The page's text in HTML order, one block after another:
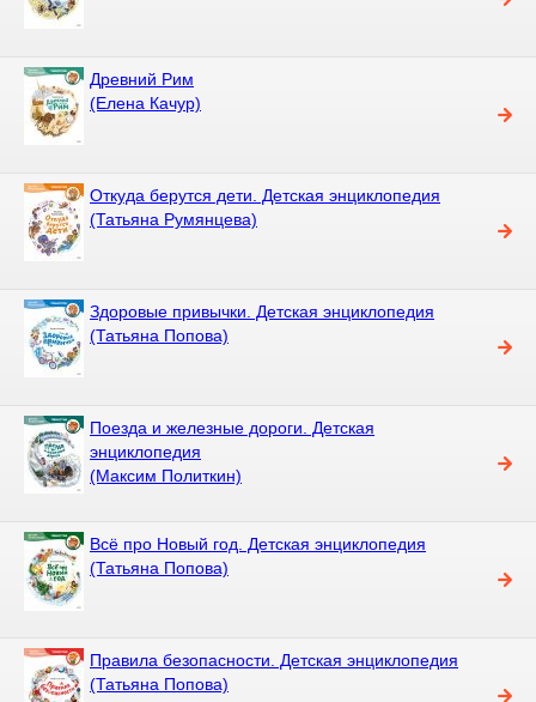
Древний Рим
(Елена Качур)
Откуда берутся дети. Детская энциклопедия
(Татьяна Румянцева)
Здоровые привычки. Детская энциклопедия
(Татьяна Попова)
Поезда и железные дороги. Детская
энциклопедия
(Максим Политкин)
Всё про Новый год. Детская энциклопедия
(Татьяна Попова)
Правила безопасности. Детская энциклопедия
(Татьяна Попова)